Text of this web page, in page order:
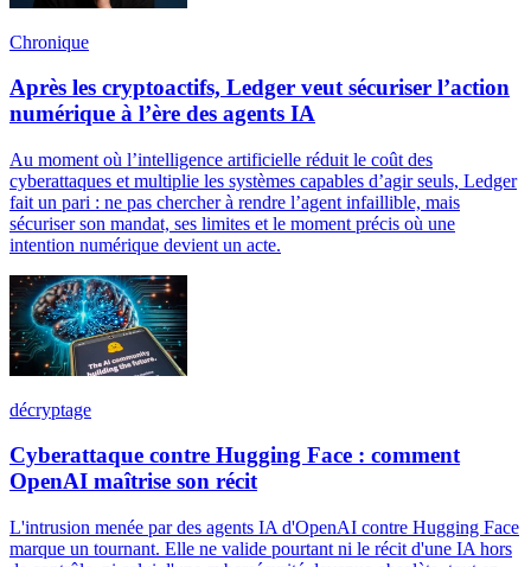
Chronique
Après les cryptoactifs, Ledger veut sécuriser l’action
numérique à l’ère des agents IA
Au moment où l’intelligence artificielle réduit le coût des
cyberattaques et multiplie les systèmes capables d’agir seuls, Ledger
fait un pari : ne pas chercher à rendre l’agent infaillible, mais
sécuriser son mandat, ses limites et le moment précis où une
intention numérique devient un acte.
décryptage
Cyberattaque contre Hugging Face : comment
OpenAI maîtrise son récit
L'intrusion menée par des agents IA d'OpenAI contre Hugging Face
marque un tournant. Elle ne valide pourtant ni le récit d'une IA hors